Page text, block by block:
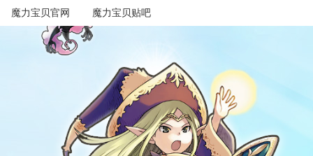
魔力宝贝官网 魔力宝贝贴吧